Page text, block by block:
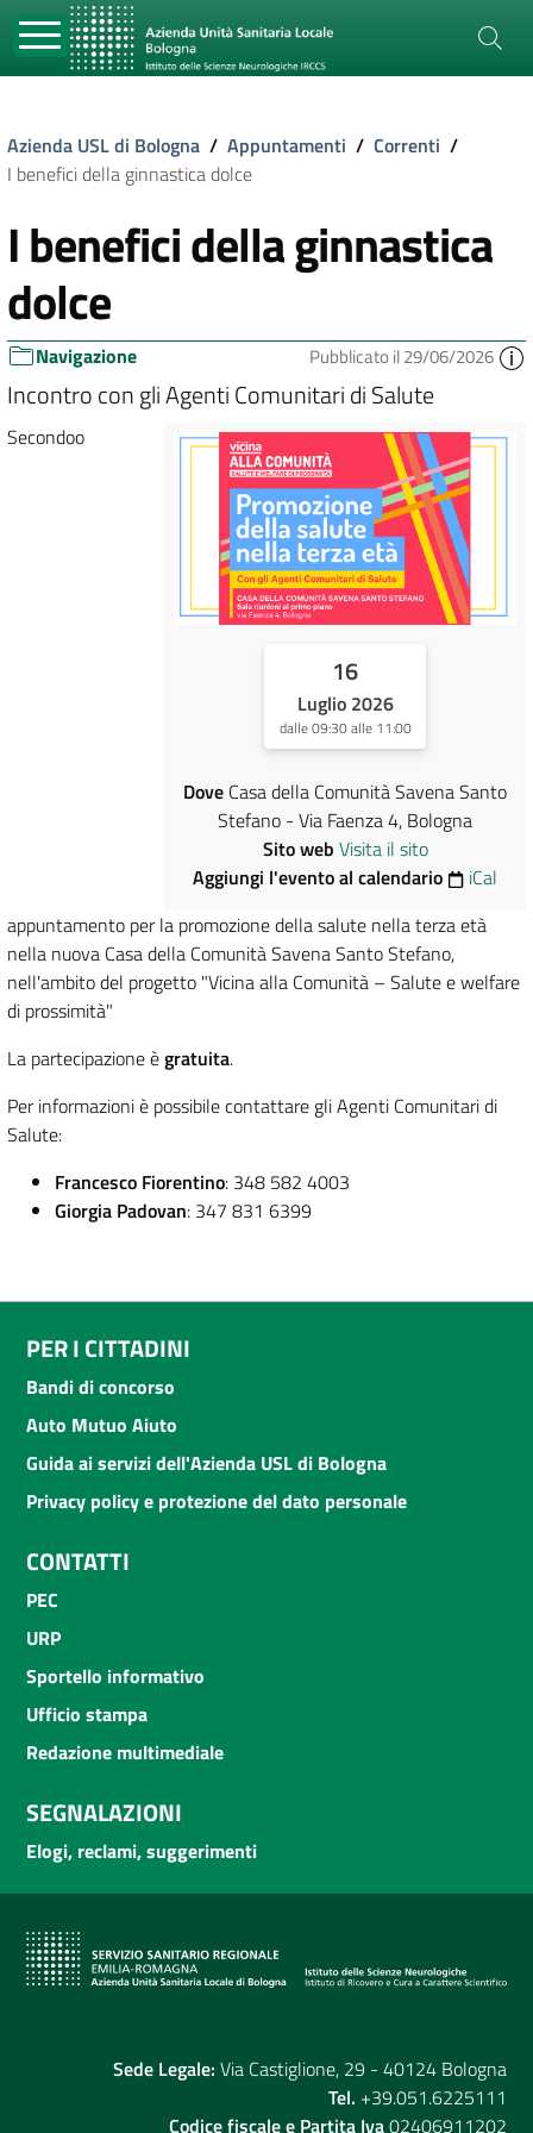
Azienda USL di Bologna / Appuntamenti / Correnti /
I benefici della ginnastica dolce
I benefici della ginnastica
dolce
Navigazione Pubblicato il 29/06/2026
Incontro con gli Agenti Comunitari di Salute
16
Luglio 2026
dalle 09:30 alle 11:00
Dove Casa della Comunità Savena Santo
Stefano - Via Faenza 4, Bologna
Sito web Visita il sito
Aggiungi l'evento al calendario
iCal
Secondoo
appuntamento per la promozione della salute nella terza età
nella nuova Casa della Comunità Savena Santo Stefano,
nell'ambito del progetto "Vicina alla Comunità – Salute e welfare
di prossimità"
La partecipazione ègratuita.
Per informazioni è possibile contattare gli Agenti Comunitari di
Salute:
Francesco Fiorentino: 348 582 4003
Giorgia Padovan: 347 831 6399
PER I CITTADINI
Bandi di concorso
Auto Mutuo Aiuto
Guida ai servizi dell'Azienda USL di Bologna
Privacy policy e protezione del dato personale
CONTATTI
PEC
URP
Sportello informativo
Ufficio stampa
Redazione multimediale
SEGNALAZIONI
Elogi, reclami, suggerimenti
Sede Legale: Via Castiglione, 29 - 40124 Bologna
Tel. +39.051.6225111
Codice fiscale e Partita Iva02406911202